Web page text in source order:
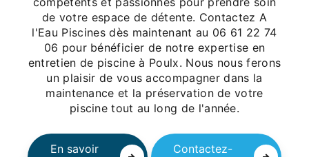
de votre espace de détente. Contactez A
l'Eau Piscines dès maintenant au 06 61 22 74
06 pour bénéficier de notre expertise en
entretien de piscine à Poulx. Nous nous ferons
un plaisir de vous accompagner dans la
maintenance et la préservation de votre
piscine tout au long de l'année.
En savoir Contactez-